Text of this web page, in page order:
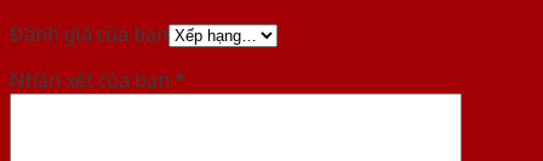
Đánh giá của bạn
Nhận xét của bạn *